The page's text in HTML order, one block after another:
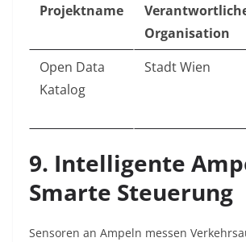
Projektname
Organisation
Open Data
Katalog
Stadt Wien
9. Intelligente
Smarte Steuerung
Sensoren an Ampeln messen